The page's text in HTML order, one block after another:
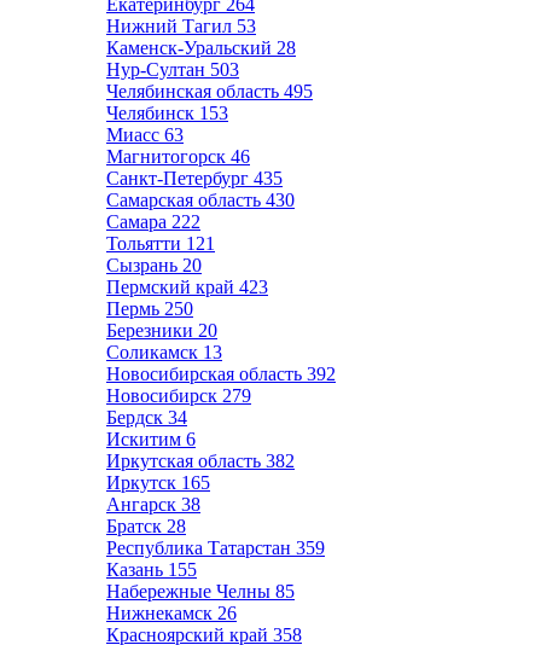
Екатеринбург 264
Нижний Тагил 53
Каменск-Уральский 28
Нур-Султан 503
Челябинская область 495
Челябинск 153
Миасс 63
Магнитогорск 46
Санкт-Петербург 435
Самарская область 430
Самара 222
Тольятти 121
Сызрань 20
Пермский край 423
Пермь 250
Березники 20
Соликамск 13
Новосибирская область 392
Новосибирск 279
Бердск 34
Искитим 6
Иркутская область 382
Иркутск 165
Ангарск 38
Братск 28
Республика Татарстан 359
Казань 155
Набережные Челны 85
Нижнекамск 26
Красноярский край 358